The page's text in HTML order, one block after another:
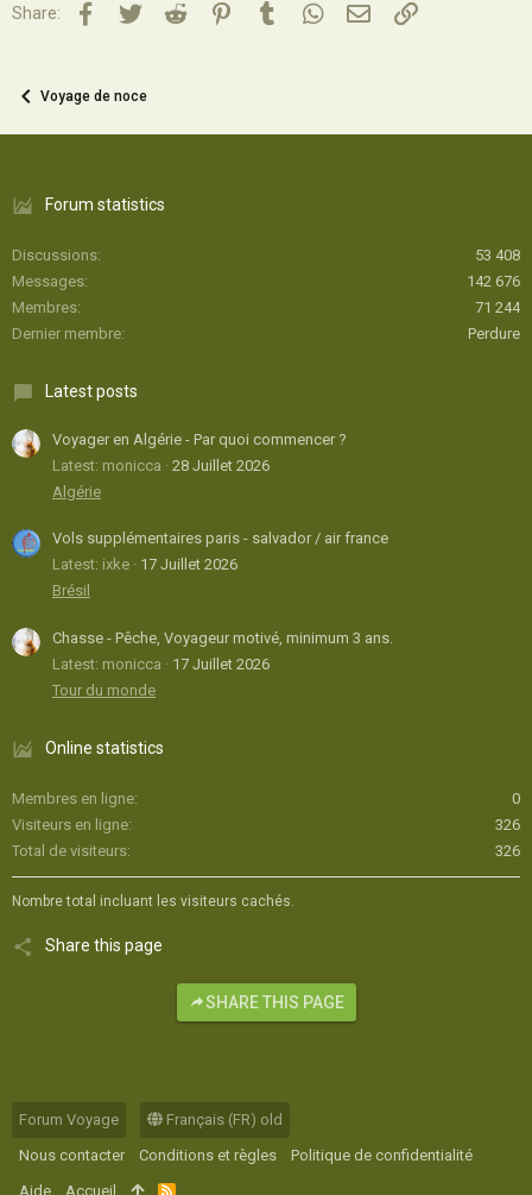
Share: Facebook
TwitterReddit PinterestTumblrWhatsApp
Email Lien
Voyage de noce
Forum statistics
Discussions
53 408
Messages
142 676
Membres
71 244
Dernier membre
Perdure
Latest posts
Voyager en Algérie - Par quoi commencer ?
Latest: monicca
28 Juillet 2026
Algérie
Vols supplémentaires paris - salvador / air france
Latest: ixke
17 Juillet 2026
Brésil
Chasse - Pêche, Voyageur motivé, minimum 3 ans.
Latest: monicca
17 Juillet 2026
Tour du monde
Online statistics
Membres en ligne
0
Visiteurs en ligne
326
Total de visiteurs
326
Nombre total incluant les visiteurs cachés.
Share this page
SHARE THIS PAGE
Forum Voyage
Français (FR) old
Nous contacter
Conditions et règles
Politique de confidentialité
Aide
Accueil R